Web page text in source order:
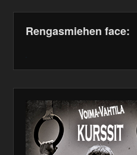
Rengasmiehen face:
WordPress